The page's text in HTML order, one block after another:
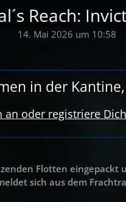
Reach:
14. Mai 2026 um 10:58
in der
an oder registriere
Flotten
sich aus dem